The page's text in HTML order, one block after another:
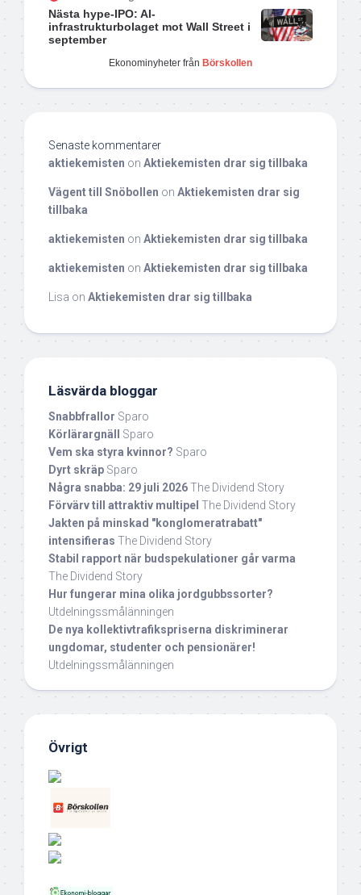
Nästa hype-IPO: AI-
infrastrukturbolaget mot Wall Street i
september
Ekonominyheter från Börskollen
Senaste kommentarer
aktiekemisten on Aktiekemisten drar sig tillbaka
Vägent till Snöbollen on Aktiekemisten drar sig
tillbaka
aktiekemisten on Aktiekemisten drar sig tillbaka
aktiekemisten on Aktiekemisten drar sig tillbaka
Lisa on Aktiekemisten drar sig tillbaka
Läsvärda bloggar
Snabbfrallor Sparo
Körlärargnäll
Sparo
Vem ska styra kvinnor? Sparo
Dyrt skräp Sparo
Några snabba: 29 juli 2026The Dividend Story
Förvärv till attraktiv multipel The Dividend Story
Jakten på minskad "konglomeratrabatt"
intensifieras The Dividend Story
Stabil rapport när budspekulationer går varma
The Dividend Story
Hur fungerar mina olika jordgubbssorter?
Utdelningssmålänningen
De nya kollektivtrafikspriserna diskriminerar
ungdomar, studenter och pensionärer!
Utdelningssmålänningen
Övrigt